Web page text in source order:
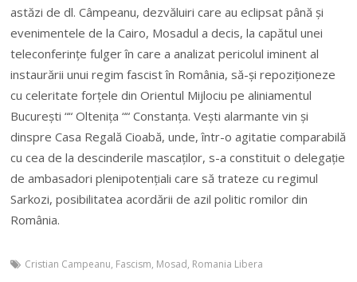
astăzi de dl. Câmpeanu, dezvăluiri care au eclipsat până și
evenimentele de la Cairo, Mosadul a decis, la capătul unei
teleconferințe fulger în care a analizat pericolul iminent al
instaurării unui regim fascist în România, să-și repoziționeze
cu celeritate forțele din Orientul Mijlociu pe aliniamentul
București ““ Oltenița ““ Constanța. Vești alarmante vin și
dinspre Casa Regală Cioabă, unde, într-o agitatie comparabilă
cu cea de la descinderile mascaților, s-a constituit o delegație
de ambasadori plenipotențiali care să trateze cu regimul
Sarkozi, posibilitatea acordării de azil politic romilor din
România.
Cristian Campeanu, Fascism, Mosad, Romania Libera